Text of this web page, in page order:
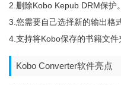
2.删除Kobo Kepub DRM保护。
3.您需要自己选择新的输出格
4.支持将Kobo保存的书籍文件
Kobo Converter软件亮点